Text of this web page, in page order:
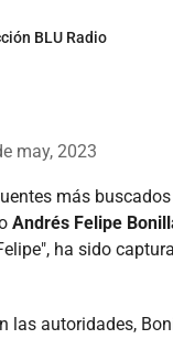
BLU Radio
may, 2023
más
Andrés Felipe
ha sido
las autoridades,